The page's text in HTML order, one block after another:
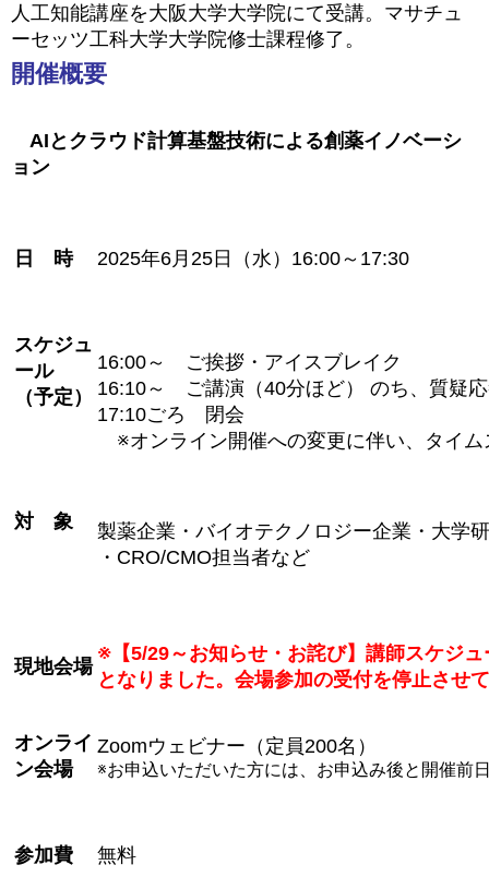
人工知能講座を大阪大学大学院にて受講。マサチュ
ーセッツ工科大学大学院修士課程修了。
開催概要
AIとクラウド計算基盤技術による創薬イノベーシ
ョン
日 時 2025年6月25日（水）16:00～17:30
スケジュ
ール
（予定）
16:00～ ご挨拶・アイスブレイク
16:10～ ご講演（40分ほど） のち、質疑
17:10ごろ 閉会
※オンライン開催への変更に伴い、タイ
対 象
製薬企業・バイオテクノロジー企業・大学
・CRO/CMO担当者など
現地会場
※【5/29～お知らせ・お詫び】講師スケジ
となりました。会場参加の受付を停止させ
オンライ
ン会場
Zoomウェビナー（定員200名）
※お申込いただいた方には、 お申込み後と開催前
参加費 無料